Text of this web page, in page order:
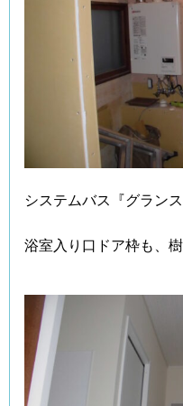
システムバス『グラン
浴室入り口ドア枠も、